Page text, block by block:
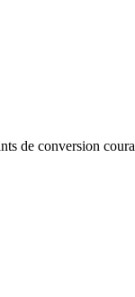
de conversion